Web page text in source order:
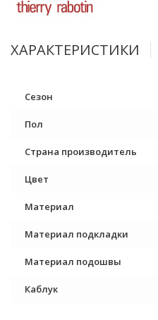
ХАРАКТЕРИСТИКИ
Сезон
Пол
Страна производитель
Цвет
Материал
Материал подкладки
Материал подошвы
Каблук